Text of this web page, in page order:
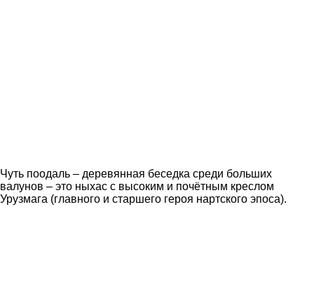
Чуть поодаль – деревянная беседка среди больших
валунов – это ныхас с высоким и почётным креслом
Урузмага (главного и старшего героя нартского эпоса).